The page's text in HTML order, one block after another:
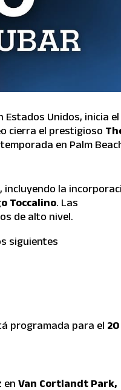
Estados Unidos, inicia el
cierra el prestigioso
en Palm
, incluyendo la
Toccalino. Las
de alto nivel.
siguientes
programada para el
enVan Cortlandt Park,